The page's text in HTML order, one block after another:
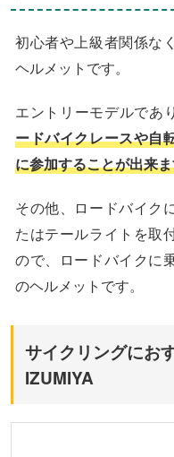
初心者や上級者関係な
ヘルメットです。
エントリーモデルであ
ードバイクレースや自
に参加することが出来
その他、ロードバイク
たはテールライトを取
ので、ロードバイクに
のヘルメットです。
サイクリングにお
IZUMIYA